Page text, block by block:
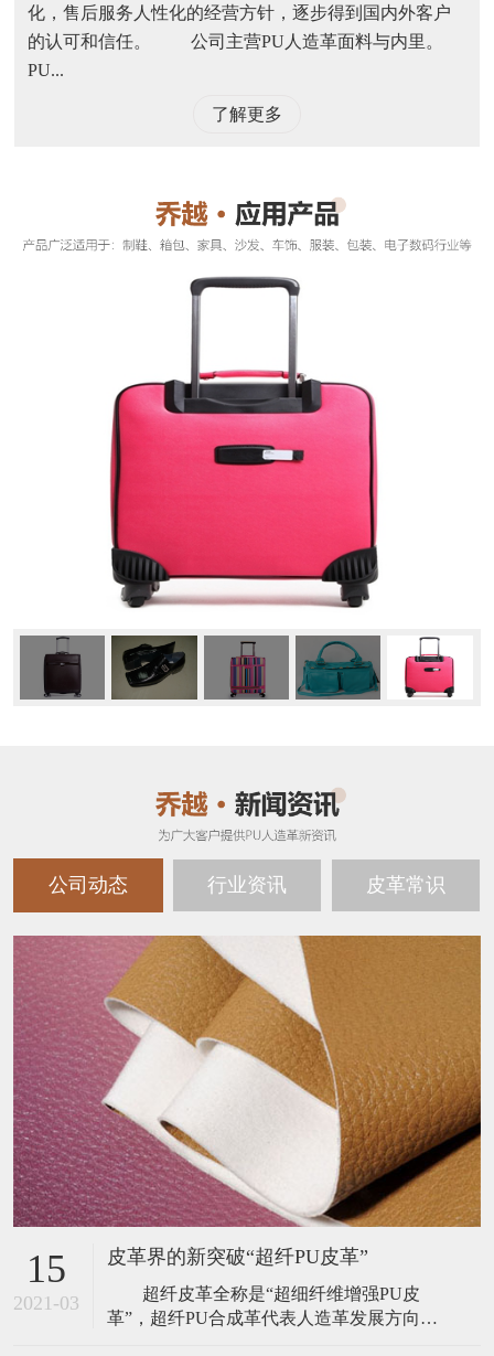
化，售后服务人性化的经营方针，逐步得到国内外客户
的认可和信任。 公司主营PU人造革面料与内里。
PU...
了解更多
公司动态 行业资讯 皮革常识
15
2021-03
皮革界的新突破“超纤PU皮革”
超纤皮革全称是“超细纤维增强PU皮
革”，超纤PU合成革代表人造革发展方向。